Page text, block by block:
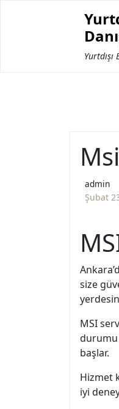
Yurtdışı
admin
Şubat
size
MSI
durumu
başlar.
Hizmet
iyi